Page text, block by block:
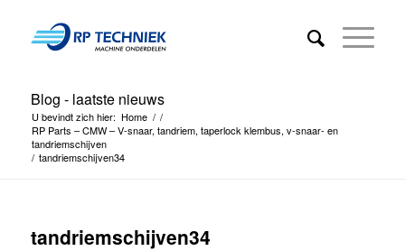
Blog - laatste nieuws
U bevindt zich hier: Home / /
RP Parts – CMW – V-snaar, tandriem, taperlock klembus, v-snaar- en
tandriemschijven
/ tandriemschijven34
tandriemschijven34